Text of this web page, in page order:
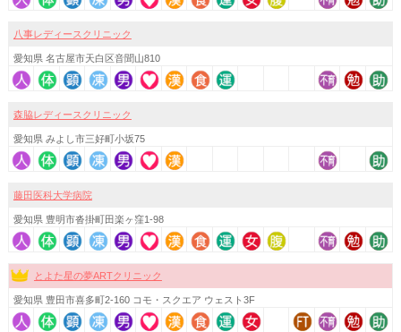
八事レディースクリニック
愛知県 名古屋市天白区音聞山810
森脇レディースクリニック
愛知県 みよし市三好町小坂75
藤田医科大学病院
愛知県 豊明市沓掛町田楽ヶ窪1-98
とよた星の夢ARTクリニック
愛知県 豊田市喜多町2-160 コモ・スクエア ウェスト3F